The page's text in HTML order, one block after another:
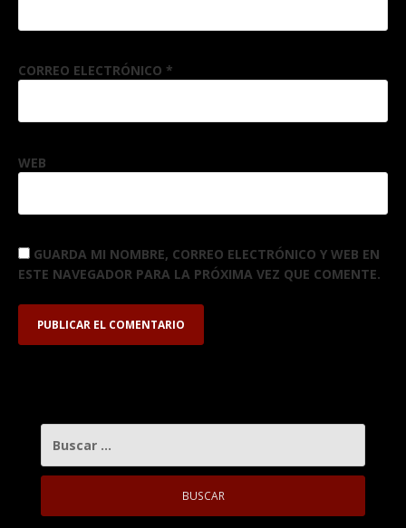
CORREO ELECTRÓNICO *
WEB
GUARDA MI NOMBRE, CORREO ELECTRÓNICO Y WEB EN
ESTE NAVEGADOR PARA LA PRÓXIMA VEZ QUE COMENTE.